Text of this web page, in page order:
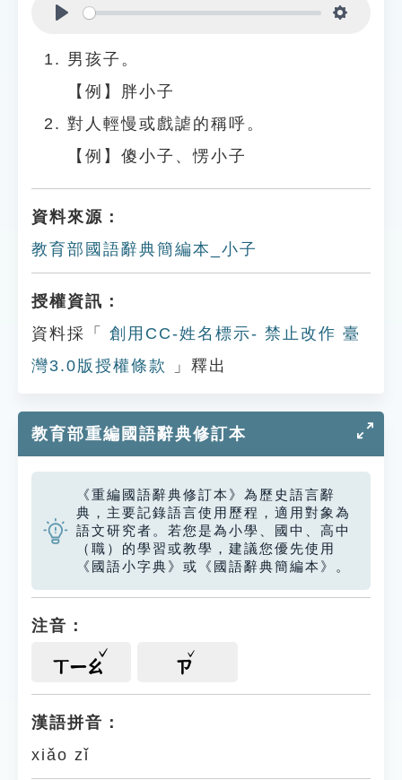
男孩子。
【例】胖小子
對人輕慢或戲謔的稱呼。
【例】傻小子、愣小子
資料來源：
教育部國語辭典簡編本_小子
授權資訊：
資料採「
創用CC-姓名標示- 禁止改作 臺
灣3.0版授權條款
」釋出
教育部重編國語辭典修訂本
《重編國語辭典修訂本》為歷史語言辭
典，主要記錄語言使用歷程，適用對象為
語文研究者。若您是為小學、國中、高中
（職）的學習或教學，建議您優先使用
《國語小字典》或《國語辭典簡編本》。
注音：
ㄒㄧㄠ ㄗ
漢語拼音：
xiǎo zǐ